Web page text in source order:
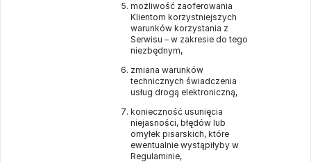
możliwość zaoferowania
Klientom korzystniejszych
warunków korzystania z
Serwisu – w zakresie do tego
niezbędnym,
zmiana warunków
technicznych świadczenia
usług drogą elektroniczną,
konieczność usunięcia
niejasności, błędów lub
omyłek pisarskich, które
ewentualnie wystąpiłyby w
Regulaminie,